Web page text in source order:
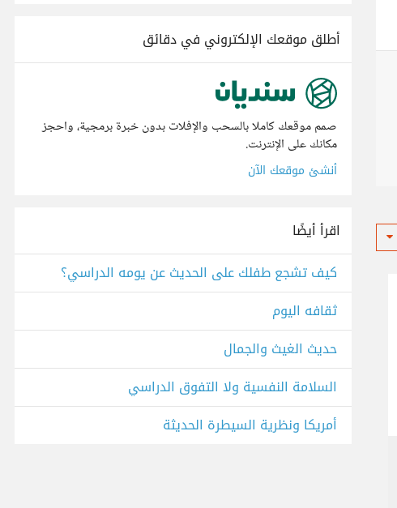
أطلق موقعك الإلكتروني في دقائق
صمم موقعك كاملا بالسحب والإفلات بدون خبرة برمجية، واحجز
مكانك على الإنترنت.
أنشئ موقعك الآن
اقرأ أيضًا
كيف تشجع طفلك على الحديث عن يومه الدراسي؟
ثقافه اليوم
حديث الغيث والجمال
السلامة النفسية ولا التفوق الدراسي
أمريكا ونظرية السيطرة الحديثة